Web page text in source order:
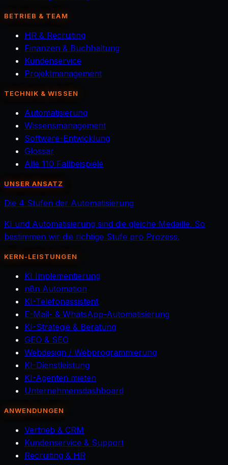
BETRIEB & TEAM
HR & Recruiting
Finanzen & Buchhaltung
Kundenservice
Projektmanagement
TECHNIK & WISSEN
Automatisierung
Wissensmanagement
Software-Entwicklung
Glossar
Alle 110 Fallbeispiele
UNSER ANSATZ
Die 4 Stufen der Automatisierung
KI und Automatisierung sind die gleiche Medaille. So
bestimmen wir die richtige Stufe pro Prozess.
KERN-LEISTUNGEN
KI Implementierung
n8n Automation
KI-Telefonassistent
E-Mail- & WhatsApp-Automatisierung
KI-Strategie & Beratung
GEO & SEO
Webdesign / Webprogrammierung
KI-Dienstleistung
KI-Agenten mieten
Unternehmensdashboard
ANWENDUNGEN
Vertrieb & CRM
Kundenservice & Support
Recruiting & HR